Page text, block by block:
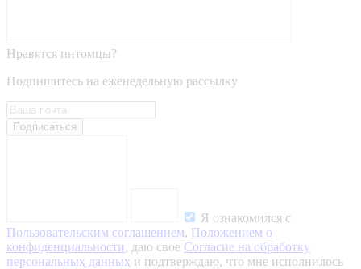
Нравятся питомцы?
Подпишитесь на еженедельную рассылку
Подписаться
Я ознакомился с
Пользовательским соглашением, Положением о
конфиденциальности, даю свое Согласие на обработку
персональных данных и подтверждаю, что мне исполнилось